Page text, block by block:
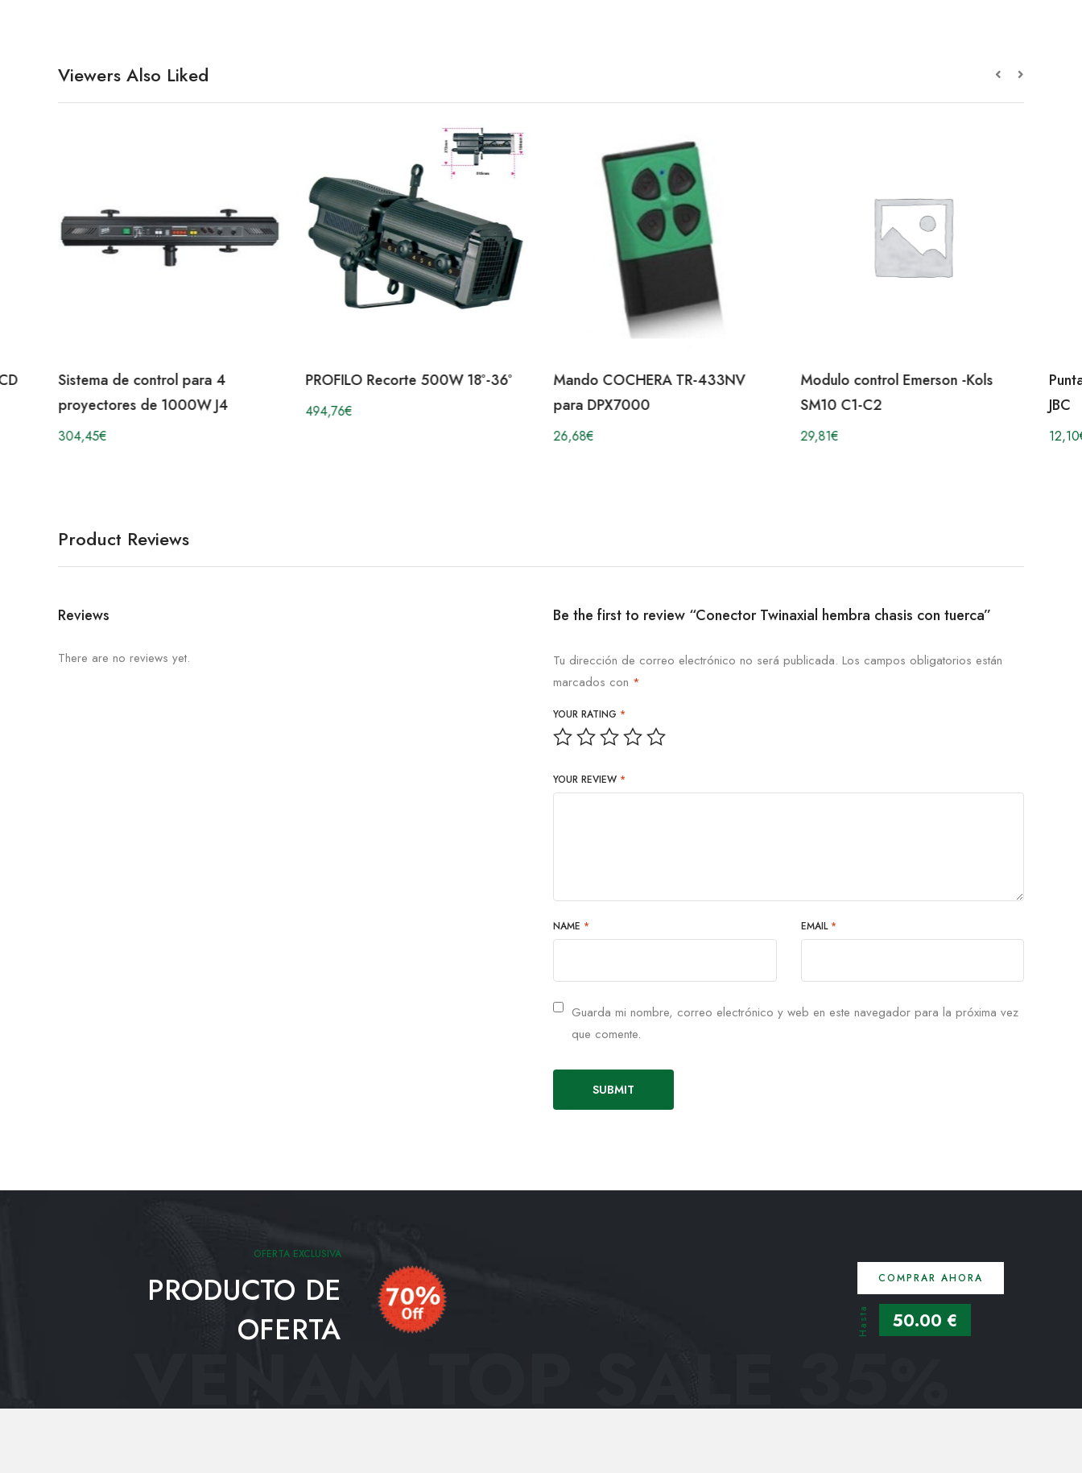
Viewers Also Liked
Sistema de control para 4
proyectores de 1000W J4
304,45€
PROFILO Recorte 500W 18º-36º
494,76€
Mando COCHERA TR-433NV
para DPX7000
26,68€
Modulo control Emerson -Kols
SM10 C1-C2
29,81€
JBC
12,10
Product Reviews
Reviews
There are no reviews yet.
Be the first to review “Conector Twinaxial hembra chasis con tuerca”
Tu dirección de correo electrónico no será publicada. Los campos obligatorios están
marcados con *
YOUR RATING *
YOUR REVIEW *
NAME * EMAIL *
Guarda mi nombre, correo electrónico y web en este navegador para la próxima vez
que comente.
OFERTA EXCLUSIVA
PRODUCTO DE
OFERTA
COMPRAR AHORA
Hasta 50.00 €
VENAM TOP SALE 35%